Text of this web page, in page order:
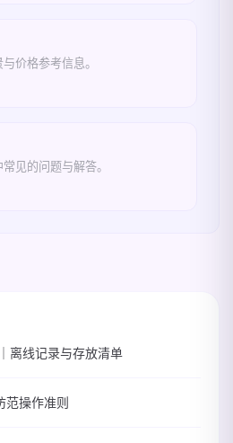
价格参考信息。
见的问题与解答。
离线记录与存放清单
范操作准则